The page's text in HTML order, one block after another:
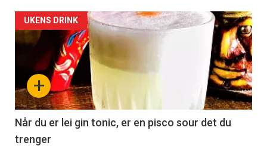
Forsiden
akkurat
nå
-
2
+
UKENS DRINK
Når du er lei gin tonic, er en pisco sour det du
trenger